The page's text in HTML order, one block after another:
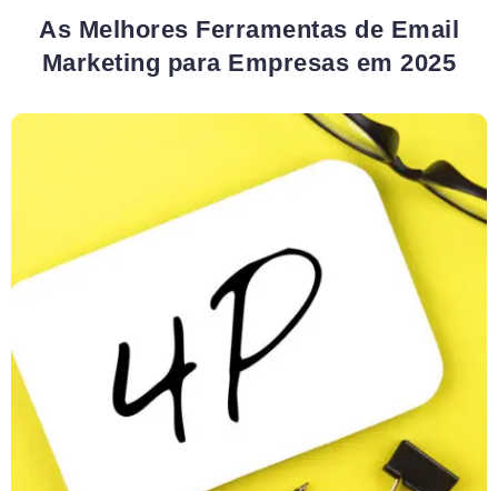
As Melhores Ferramentas de Email
Marketing para Empresas em 2025